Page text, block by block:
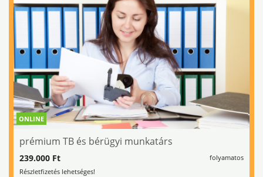
ONLINE
prémium TB és bérügyi munkatárs
folyamatos
239.000 Ft
Részletfizetés lehetséges!